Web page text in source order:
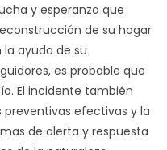
y esperanza que
de su hogar
ayuda de su
es probable que
El incidente también
efectivas y la
de alerta y respuesta